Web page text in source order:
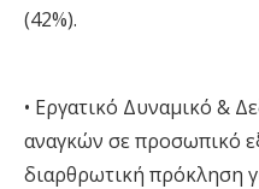
(42%).
• Εργατικό Δυναμικό &
αναγκών σε προσωπικό
διαρθρωτική πρόκληση